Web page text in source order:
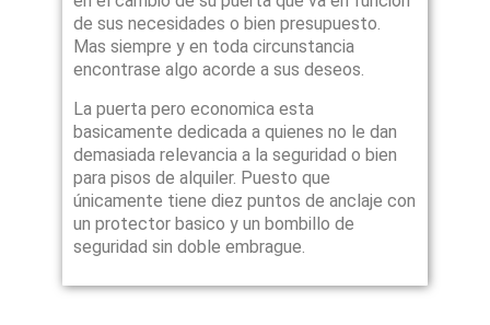
de sus necesidades o bien presupuesto.
Mas siempre y en toda circunstancia
encontrase algo acorde a sus deseos.
La puerta pero economica esta
basicamente dedicada a quienes no le dan
demasiada relevancia a la seguridad o bien
para pisos de alquiler. Puesto que
únicamente tiene diez puntos de anclaje con
un protector basico y un bombillo de
seguridad sin doble embrague.